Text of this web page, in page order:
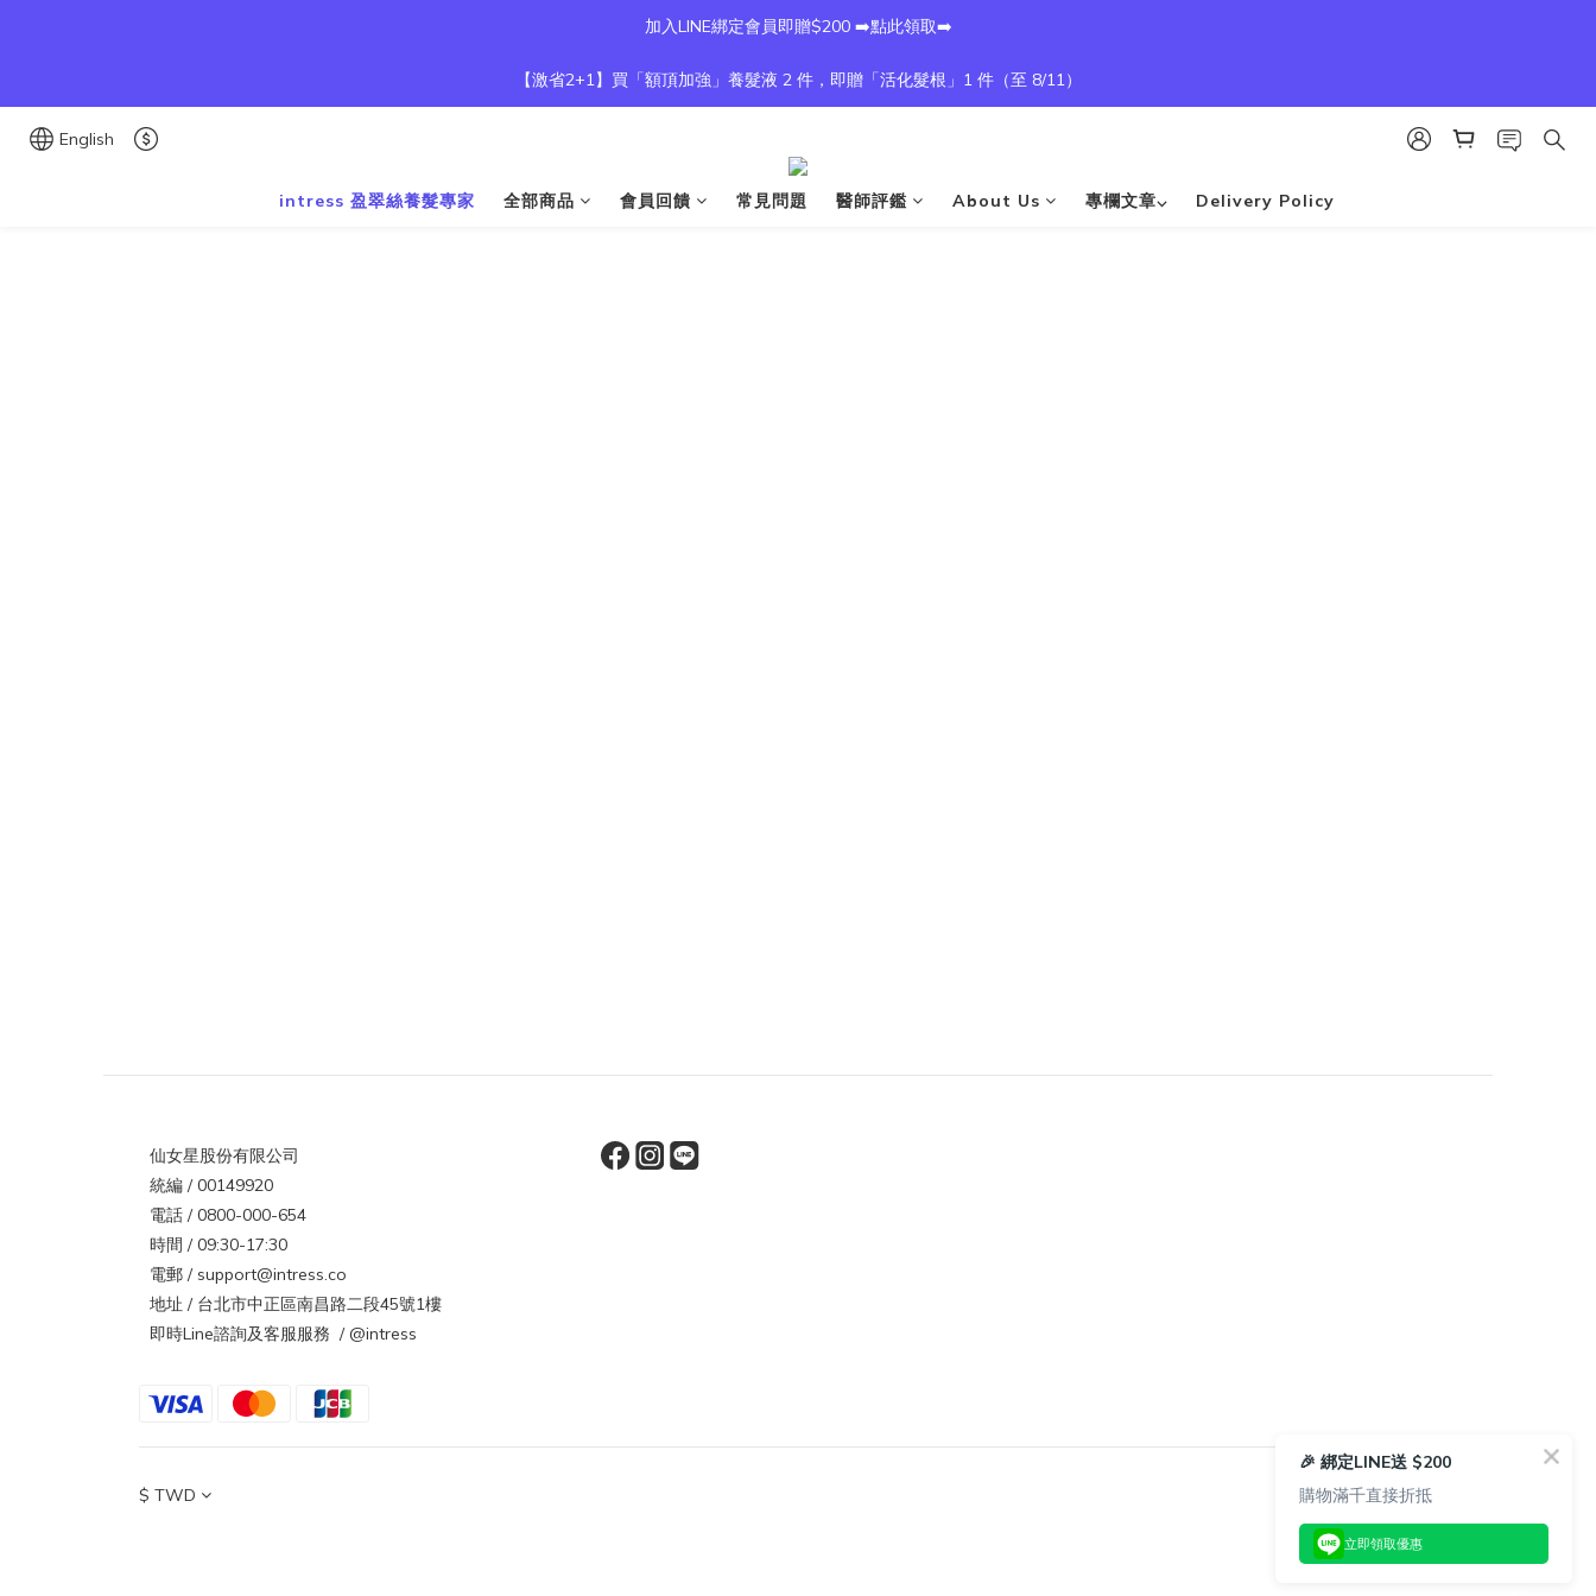
加入LINE綁定會員即贈$200 ➡️點此領取➡️
【激省2+1】買「額頂加強」養髮液 2 件，即贈「活化髮根」1 件（至 8/11）
English
intress 盈翠絲養髮專家 全部商品 會員回饋 常見問題 醫師評鑑 About Us 專欄文章⌵ Delivery Policy
仙女星股份有限公司
統編 / 00149920
電話 / 0800-000-654
時間 / 09:30-17:30
電郵 / support@intress.co
地址 / 台北市中正區南昌路二段45號1樓
即時Line諮詢及客服服務 / @intress
$ TWD
🎉 綁定LINE送 $200
購物滿千直接折抵
立即領取優惠